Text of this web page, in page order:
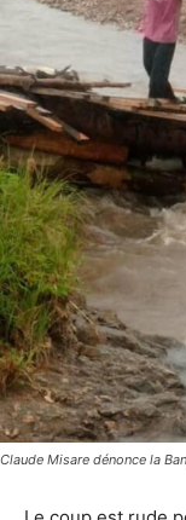
Claude Misare dénonce la